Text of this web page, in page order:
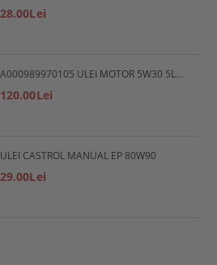
28.00Lei
A000989970105 ULEI MOTOR 5W30 5L MERCEDES
120.00Lei
ULEI CASTROL MANUAL EP 80W90
29.00Lei